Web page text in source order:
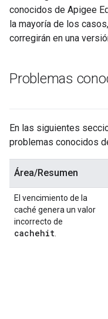
conocidos de Apigee
la mayoría de los
corregirán en una
Problemas
En las siguientes
problemas conocidos
Área/Resumen
El vencimiento de la
caché genera un valor
incorrecto de
cachehit